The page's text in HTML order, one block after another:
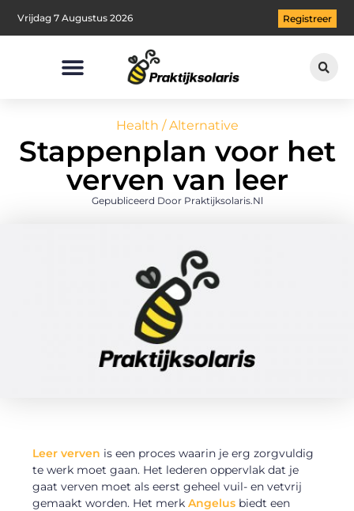
Vrijdag 7 Augustus 2026 Registreer
Health / Alternative
Stappenplan voor het
verven van leer
Gepubliceerd Door Praktijksolaris.nl
Leer verven is een proces waarin je erg zorgvuldig
te werk moet gaan. Het lederen oppervlak dat je
gaat verven moet als eerst geheel vuil- en vetvrij
gemaakt worden. Het merkAngelus biedt een